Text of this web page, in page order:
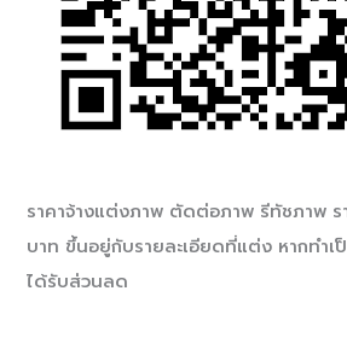
ราคาจ้างแต่งภาพ ตัดต่อภาพ รีทัชภาพ
บาท ขึ้นอยู่กับรายละเอียดที่แต่ง หากทำเ
ได้รับส่วนลด